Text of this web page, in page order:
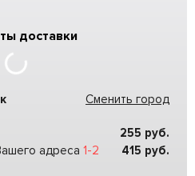
доставки
Сменить город
255 руб.
адреса 1-2
415 руб.